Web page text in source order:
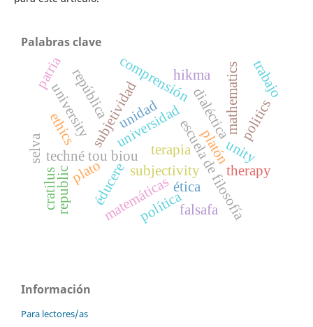
Palabras clave
universidadescuela de filosofía
techné tou biou terapia
éducere
subjetividad
university
therapy
subjectivity
platón
república
matemáticas
dialéctica
unidad
plato
republic
mathematics
unity
comprensión
ética
política
ethics politics
patria
selva
falsafa
hikma
cratilus
trabajo
Información
Para lectores/as